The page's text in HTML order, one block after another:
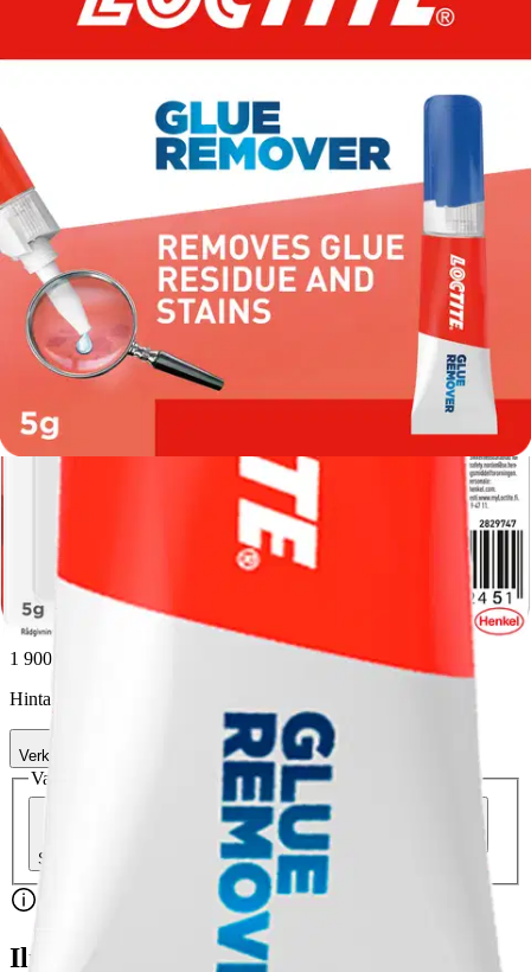
Loctite
Loctite pikaliimanpoistoaine 5g
8,08 €
Asiakasomistajahinta
1 900,00 €/kg
Hinta ilman S-Etukorttia:
Verkkokaupan hinta
Valitse toimitustapa
Siirry valitsemaan myymälä
Kotiin tai noutopisteeseen
Ilmainen toimitus yli 100 €:n tilauksille